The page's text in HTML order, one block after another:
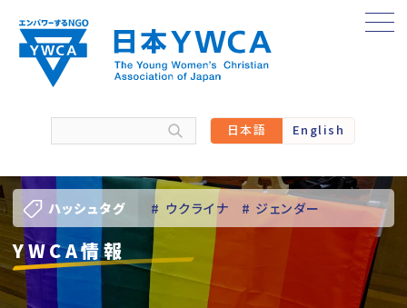
content
日本語 English
ハッシュタグ # ウクライナ # ジェンダー
# バーチャル訪問
# 人権 # 国際協力
YWCA情報